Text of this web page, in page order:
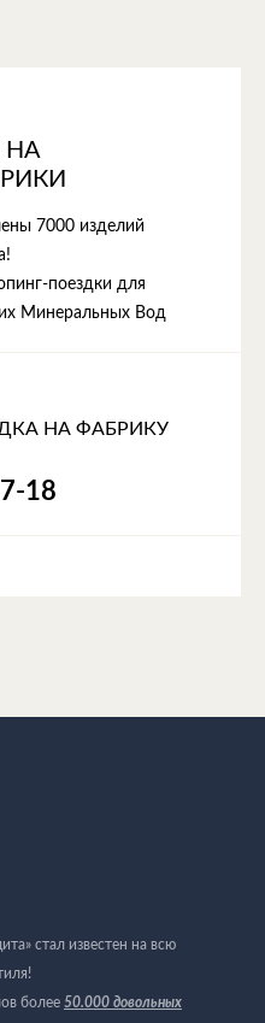
НА
7000 изделий
поездки для
Минеральных Вод
НА ФАБРИКУ
18
стал известен на всю
более 50.000 довольных